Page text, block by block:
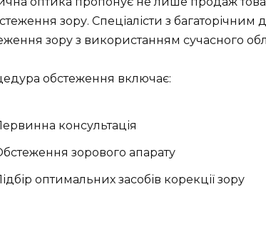
зору. Спеціалісти з
зору з використанням сучасного
обстеження включає:
консультація
зорового апарату
оптимальних засобів корекції зору